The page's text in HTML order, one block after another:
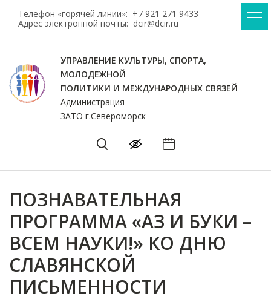
Телефон «горячей линии»: +7 921 271 9433
Адрес электронной почты: dcir@dcir.ru
УПРАВЛЕНИЕ КУЛЬТУРЫ, СПОРТА,
МОЛОДЕЖНОЙ
ПОЛИТИКИ И МЕЖДУНАРОДНЫХ СВЯЗЕЙ
Администрация
ЗАТО г.Североморск
ПОЗНАВАТЕЛЬНАЯ
ПРОГРАММА «АЗ И БУКИ –
ВСЕМ НАУКИ!» КО ДНЮ
СЛАВЯНСКОЙ
ПИСЬМЕННОСТИ